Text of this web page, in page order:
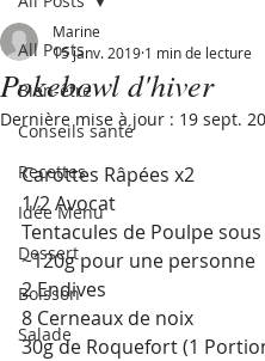
All Posts
Bien-être
Conseils santé
Recettes
Idée Menu
Dessert
Boisson
Salade
Pokebowl d'hiver
Marine
15 janv. 2019 1 min de lecture
Dernière mise à jour : 19 sept.
Carottes Râpées x2
1/2 Avocat
Tentacules de Poulpe
~120g pour une personne
2 Endives
8 Cerneaux de noix
30g de Roquefort (1